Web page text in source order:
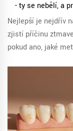
- ty se nebělí, a
Nejlepší je nejdřív
zjistí příčinu
pokud ano, jaké